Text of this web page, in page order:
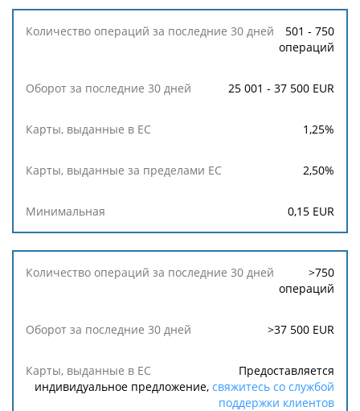
501 - 750
операций
25 001 - 37 500 EUR
1,25%
2,50%
0,15 EUR
>750
операций
>37 500 EUR
Предоставляется
индивидуальное предложение, свяжитесь со службой
поддержки клиентов